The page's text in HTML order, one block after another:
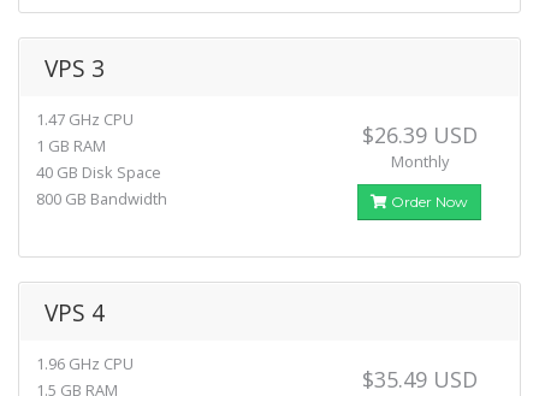
VPS 3
1.47 GHz CPU
1 GB RAM
40 GB Disk Space
800 GB Bandwidth
$26.39 USD
Monthly
Order Now
VPS 4
1.96 GHz CPU
1.5 GB RAM
$35.49 USD